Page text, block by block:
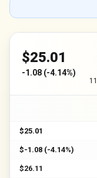
$25.01
-1.08(-4.14%)
$25.01
$-1.08 (-4.14%)
$26.11